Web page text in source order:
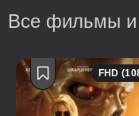
Все фильмы и
FHD